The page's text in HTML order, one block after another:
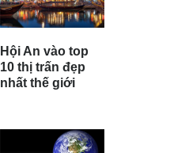
Hội An vào top
10 thị trấn đẹp
nhất thế giới